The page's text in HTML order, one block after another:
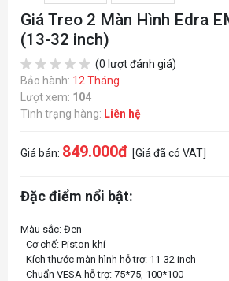
Giá Treo 2 Màn Hình Edra
(13-32 inch)
(0 lượt đánh giá)
Bảo hành: 12 Tháng
Lượt xem: 104
Tình trạng hàng: Liên hệ
Giá bán: 849.000đ [Giá đã có VAT]
Đặc điểm nổi bật:
Màu sắc: Đen
- Cơ chế: Piston khí
- Kích thước màn hình hỗ trợ: 11-32 inch
- Chuẩn VESA hỗ trợ: 75*75, 100*100